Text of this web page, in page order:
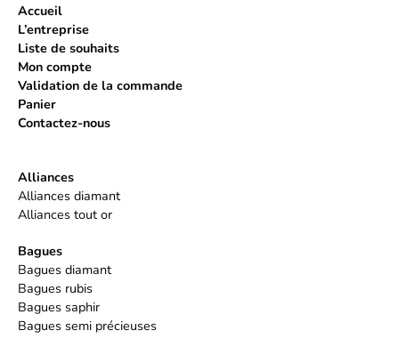
Accueil
L’entreprise
Liste de souhaits
Mon compte
Validation de la commande
Panier
Contactez-nous
Alliances
Alliances diamant
Alliances tout or
Bagues
Bagues diamant
Bagues rubis
Bagues saphir
Bagues semi précieuses